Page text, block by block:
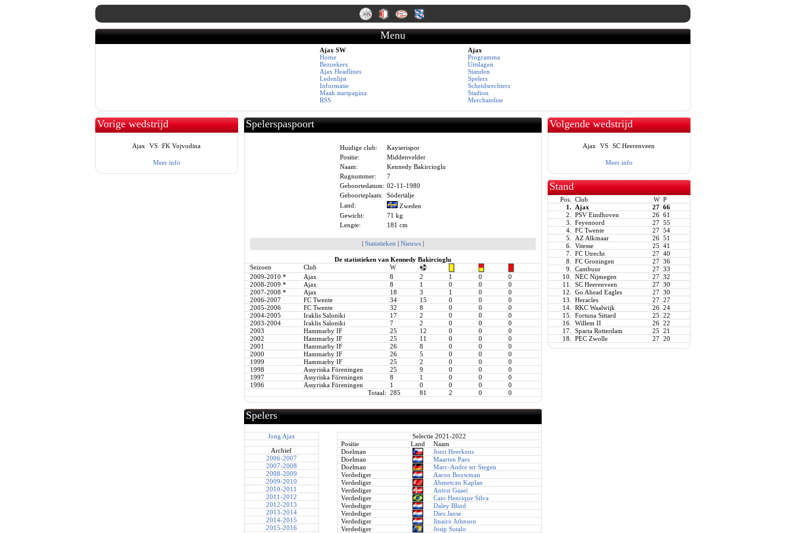
Menu
Ajax SW
Home
Bezoekers
Ajax Headlines
Ledenlijst
Informatie
Maak startpagina
RSS
Ajax
Programma
Uitslagen
Standen
Spelers
Scheidsrechters
Stadion
Merchandise
Vorige wedstrijd
Ajax VS FK Vojvodina
Meer info
Spelerspaspoort
Huidige club:
Kayserispor
Positie:
Middenvelder
Naam:
Kennedy Bakircioglu
Rugnummer:
7
Geboortedatum: 02-11-1980
Geboorteplaats:
Södertälje
Land:
Zweden
Gewicht:
71 kg
Lengte:
181 cm
| Statistieken | Nieuws|
De statistieken van Kennedy Bakircioglu
Seizoen
Club
W
2009-2010 * Ajax 8 2 1 0
0
2008-2009 * Ajax 8 1 0 0
0
2007-2008 * Ajax 18 3 1 0
0
2006-2007
FC Twente 34 15 0 0
0
2005-2006
FC Twente 32 8 0 0
0
2004-2005
Iraklis Saloniki 17 2 0 0
0
2003-2004
Iraklis Saloniki 7 2 0 0
0
2003
Hammarby IF 25 12 0 0
0
2002
Hammarby IF 25 11 0 0
0
2001
Hammarby IF 26 8 0 0
0
2000
Hammarby IF 26 5 0 0
0
1999
Hammarby IF 25 2 0 0
0
1998
Assyriska Föreningen 25 9 0 0
0
1997
Assyriska Föreningen 8 1 0 0
0
1996
Assyriska Föreningen 1 0 0 0
0
Totaal: 285 81 2 0 0
Spelers
Jong Ajax
Archief
2006-2007
2007-2008
2008-2009
2009-2010
2010-2011
2011-2012
2012-2013
2013-2014
2014-2015
2015-2016
Selectie 2021-2022
Positie
Land
Naam
Doelman
Joeri Heerkens
Doelman
Maarten Paes
Doelman
Marc-Andre ter Stegen
Verdediger
Aaron Bouwman
Verdediger
Ahmetcan Kaplan
Verdediger
Anton Gaaei
Verdediger
Caio Henrique Silva
Verdediger
Daley Blind
Verdediger
Dies Janse
Verdediger
Jinairo Johnson
Verdediger
Josip Sutalo
Volgende wedstrijd
Ajax VS SC Heerenveen
Meer info
Stand
Pos.Club W P
1. Ajax 27 66
2.PSV Eindhoven 26 61
3.Feyenoord 27 55
4.FC Twente 27 54
5. AZ Alkmaar 26 51
6.Vitesse 25 41
7.FC Utrecht 27 40
8.FC Groningen 27 36
9.Cambuur 27 33
10.NEC Nijmegen 27 32
11.SC Heerenveen 27 30
12.Go Ahead Eagles 27 30
13.Heracles 27 27
14.RKC Waalwijk 26 24
15.Fortuna Sittard 25 22
16.Willem II 26 22
17.Sparta Rotterdam 25 21
18.PEC Zwolle 27 20